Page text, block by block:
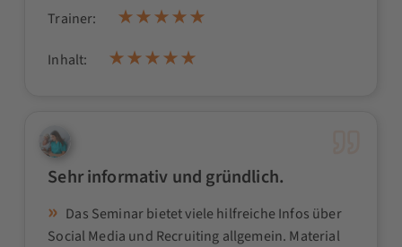
Trainer:
Inhalt:
Sehr informativ und gründlich.
Das Seminar bietet viele hilfreiche Infos über
Social Media und Recruiting allgemein. Material